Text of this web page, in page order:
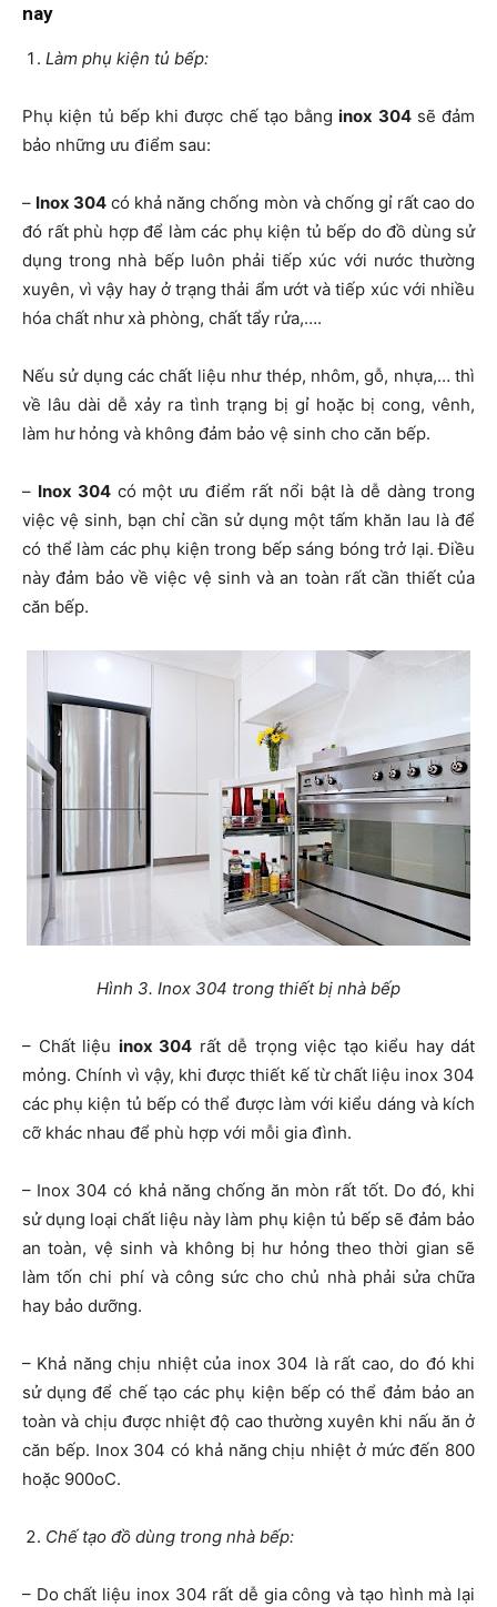
nay
Làm phụ kiện tủ bếp:
Phụ kiện tủ bếp khi được chế tạo bằnginox 304sẽ đảm
bảo những ưu điểm sau:
– Inox 304 có khả năng chống mòn và chống gỉ rất cao do
đó rất phù hợp để làm các phụ kiện tủ bếp do đồ dùng sử
dụng trong nhà bếp luôn phải tiếp xúc với nước thường
xuyên, vì vậy hay ở trạng thải ẩm ướt và tiếp xúc với nhiều
hóa chất như xà phòng, chất tẩy rửa,….
Nếu sử dụng các chất liệu như thép, nhôm, gỗ, nhựa,… thì
về lâu dài dễ xảy ra tình trạng bị gỉ hoặc bị cong, vênh,
làm hư hỏng và không đảm bảo vệ sinh cho căn bếp.
– Inox 304có một ưu điểm rất nổi bật là dễ dàng trong
việc vệ sinh, bạn chỉ cần sử dụng một tấm khăn lau là để
có thể làm các phụ kiện trong bếp sáng bóng trở lại. Điều
này đảm bảo về việc vệ sinh và an toàn rất cần thiết của
căn bếp.
Hình 3. Inox 304 trong thiết bị nhà bếp
– Chất liệu inox 304 rất dễ trọng việc tạo kiểu hay dát
mỏng. Chính vì vậy, khi được thiết kế từ chất liệu inox 304
các phụ kiện tủ bếp có thể được làm với kiểu dáng và kích
cỡ khác nhau để phù hợp với mỗi gia đình.
– Inox 304 có khả năng chống ăn mòn rất tốt. Do đó, khi
sử dụng loại chất liệu này làm phụ kiện tủ bếp sẽ đảm bảo
an toàn, vệ sinh và không bị hư hỏng theo thời gian sẽ
làm tốn chi phí và công sức cho chủ nhà phải sửa chữa
hay bảo dưỡng.
– Khả năng chịu nhiệt của inox 304 là rất cao, do đó khi
sử dụng để chế tạo các phụ kiện bếp có thể đảm bảo an
toàn và chịu được nhiệt độ cao thường xuyên khi nấu ăn ở
căn bếp. Inox 304 có khả năng chịu nhiệt ở mức đến 800
hoặc 900oC.
Chế tạo đồ dùng trong nhà bếp:
– Do chất liệu inox 304 rất dễ gia công và tạo hình mà lại